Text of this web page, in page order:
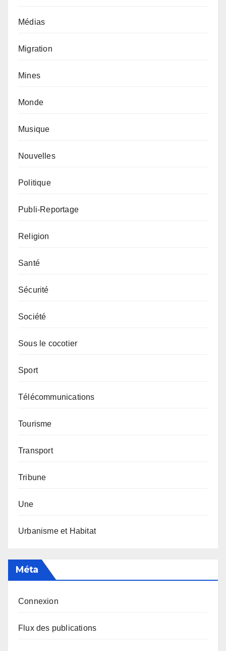
Médias
Migration
Mines
Monde
Musique
Nouvelles
Politique
Publi-Reportage
Religion
Santé
Sécurité
Société
Sous le cocotier
Sport
Télécommunications
Tourisme
Transport
Tribune
Une
Urbanisme et Habitat
Méta
Connexion
Flux des publications